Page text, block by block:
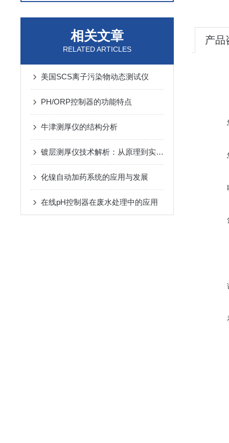
相关文章
RELATED ARTICLES
美国SCS离子污染物动态测试仪
PH/ORP控制器的功能特点
牛津测厚仪的结构分析
镀层测厚仪技术解析：从原理到实际应用
化镍自动加药系统的应用与发展
在线pH控制器在废水处理中的应用
产品